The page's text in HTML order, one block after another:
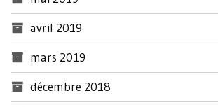
avril 2019
mars 2019
décembre 2018